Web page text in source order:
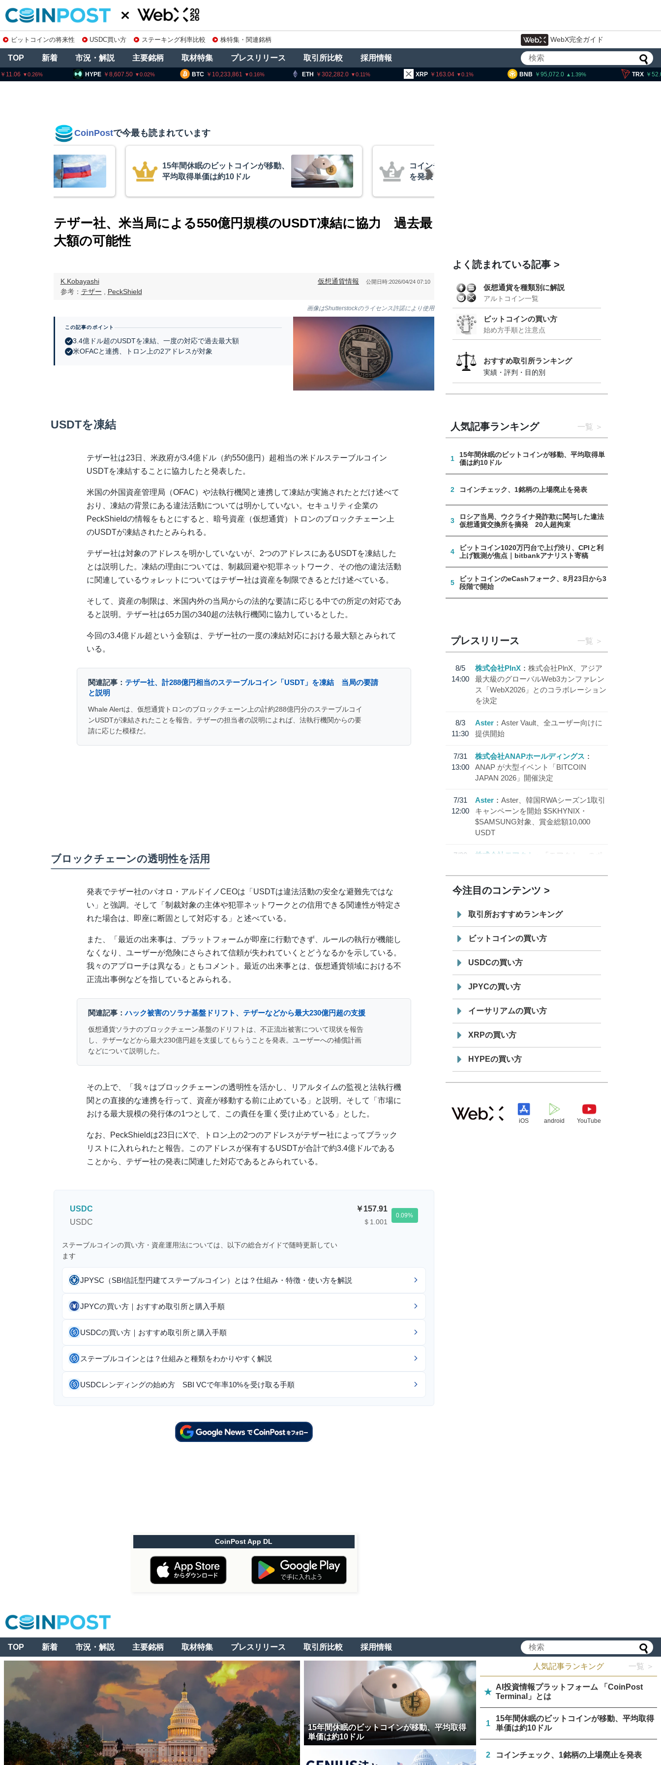
ビットコインの将来性 USDC買い方 ステーキング利率比較 株特集・関連銘柄 WebX完全ガイド
TOP 新着 市況・解説 主要銘柄 取材特集 プレスリリース 取引所比較 採用情報
BTC 10,233,861 0.16 ETH 302,282.0 XRP 163.04 BNB 95,072.0 TRX 52.06
HYPE 8,607.50 0.02
CoinPostで今最も読まれています
コインチェック、1銘柄の上場廃止
を発表
ロシア当局、ウクライナ発詐欺に関
与した違法仮想通貨交換所を摘発
テザー社、米当局による550億円規模のUSDT凍結に協力 過去最
大額の可能性
K.Kobayashi
参考： テザー PeckShield
仮想通貨情報 公開日時:2026/04/24 07:10
画像はShutterstockのライセンス許諾により使用
この記事のポイント
3.4億ドル超のUSDTを凍結、一度の対応で過去最大額
米OFACと連携、トロン上の2アドレスが対象
USDTを凍結
テザー社は23日、米政府が3.4億ドル（約550億円）超相当の米ドルステーブルコイン
USDTを凍結することに協力したと発表した。
米国の外国資産管理局（OFAC）や法執行機関と連携して凍結が実施されたとだけ述べて
おり、凍結の背景にある違法活動については明かしていない。セキュリティ企業の
PeckShieldの情報をもとにすると、暗号資産（仮想通貨）トロンのブロックチェーン上
のUSDTが凍結されたとみられる。
テザー社は対象のアドレスを明かしていないが、2つのアドレスにあるUSDTを凍結した
とは説明した。凍結の理由については、制裁回避や犯罪ネットワーク、その他の違法活動
に関連しているウォレットについてはテザー社は資産を制限できるとだけ述べている。
そして、資産の制限は、米国内外の当局からの法的な要請に応じる中での所定の対応であ
ると説明。テザー社は65カ国の340超の法執行機関に協力しているとした。
今回の3.4億ドル超という金額は、テザー社の一度の凍結対応における最大額とみられて
いる。
関連記事： テザー社、計288億円相当のステーブルコイン「USDT」を凍結 当局の要請
と説明
Whale Alertは、仮想通貨トロンのブロックチェーン上の計約288億円分のステーブルコイ
ンUSDTが凍結されたことを報告。テザーの担当者の説明によれば、法執行機関からの要
請に応じた模様だ。
ブロックチェーンの透明性を活用
発表でテザー社のパオロ・アルドイノCEOは「USDTは違法活動の安全な避難先ではな
い」と強調。そして「制裁対象の主体や犯罪ネットワークとの信用できる関連性が特定さ
れた場合は、即座に断固として対応する」と述べている。
また、「最近の出来事は、プラットフォームが即座に行動できず、ルールの執行が機能し
なくなり、ユーザーが危険にさらされて信頼が失われていくとどうなるかを示している。
我々のアプローチは異なる」ともコメント。最近の出来事とは、仮想通貨領域における不
正流出事例などを指しているとみられる。
関連記事：ハック被害のソラナ基盤ドリフト、テザーなどから最大230億円超の支援
仮想通貨ソラナのブロックチェーン基盤のドリフトは、不正流出被害について現状を報告
し、テザーなどから最大230億円超を支援してもらうことを発表。ユーザーへの補償計画
などについて説明した。
その上で、「我々はブロックチェーンの透明性を活かし、リアルタイムの監視と法執行機
関との直接的な連携を行って、資産が移動する前に止めている」と説明。そして「市場に
おける最大規模の発行体の1つとして、この責任を重く受け止めている」とした。
なお、PeckShieldは23日にXで、トロン上の2つのアドレスがテザー社によってブラック
リストに入れられたと報告。このアドレスが保有するUSDTが合計で約3.4億ドルである
ことから、テザー社の発表に関連した対応であるとみられている。
USDC
USDC
157.91
＄1.001
0.09
ステーブルコインの買い方・資産運用法については、以下の総合ガイドで随時更新してい
ます
JPYSC（SBI信託型円建てステーブルコイン）とは？仕組み・特徴・使い方を解説
JPYCの買い方｜おすすめ取引所と購入手順
USDCの買い方｜おすすめ取引所と購入手順
ステーブルコインとは？仕組みと種類をわかりやすく解説
USDCレンディングの始め方 SBI VCで年率10%を受け取る手順
CoinPost App DL
よく読まれている記事
仮想通貨を種類別に解説
アルトコイン一覧
ビットコインの買い方
始め方手順と注意点
おすすめ取引所ランキング
実績・評判・目的別
人気記事ランキング 一覧
1
15年間休眠のビットコインが移動、平均取得単
価は約10ドル
2 コインチェック、1銘柄の上場廃止を発表
3
ロシア当局、ウクライナ発詐欺に関与した違法
仮想通貨交換所を摘発 20人超拘束
4
ビットコイン1020万円台で上げ渋り、CPIと利
上げ観測が焦点｜bitbankアナリスト寄稿
5
ビットコインのeCashフォーク、8月23日から3
段階で開始
プレスリリース 一覧
8/5
14:00
株式会社PlnX
株式会社PlnX、アジア
最大級のグローバルWeb3カンファレン
ス「WebX2026」とのコラボレーション
を決定
8/3
11:30
Aster
Aster Vault、全ユーザー向けに
提供開始
7/31
13:00
株式会社ANAPホールディングス
ANAP が大型イベント「BITCOIN
JAPAN 2026」開催決定
7/31
12:00
Aster
Aster、韓国RWAシーズン1取引
キャンペーンを開始 $SKHYNIX・
$SAMSUNG対象、賞金総額10,000
USDT
7/30
株式会社モアクト
「モアクト」 のポ
「 JPYC」を追加
19:30
てステーブルコイン「JPYSC」徹底解
説セミナーを開催
今注目のコンテンツ
取引所おすすめランキング
ビットコインの買い方
USDCの買い方
JPYCの買い方
イーサリアムの買い方
XRPの買い方
HYPEの買い方
iOS android YouTube
TOP 新着 市況・解説 主要銘柄 取材特集 プレスリリース 取引所比較 採用情報
15年間休眠のビットコインが移動、平均取得
単価は約10ドル
人気記事ランキング 一覧 ＞
★
AI投資情報プラットフォーム 「CoinPost
Terminal」とは
1
15年間休眠のビットコインが移動、平均取得
単価は約10ドル
2 コインチェック、1銘柄の上場廃止を発表